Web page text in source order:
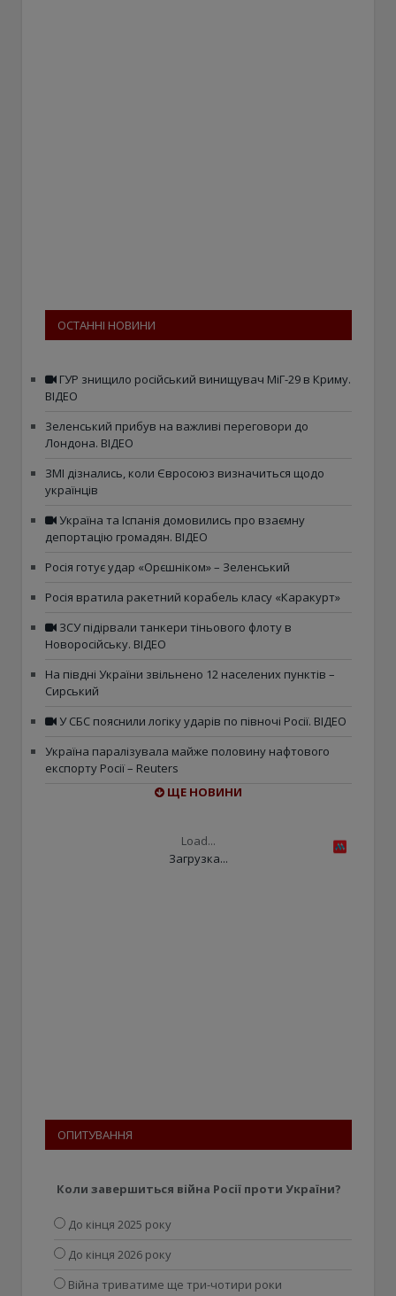
ОСТАННІ НОВИНИ
ГУР знищило російський винищувач МіГ-29 в Криму.
ВІДЕО
Зеленський прибув на важливі переговори до
Лондона. ВІДЕО
ЗМІ дізнались, коли Євросоюз визначиться щодо
українців
Україна та Іспанія домовились про взаємну
депортацію громадян. ВІДЕО
Росія готує удар «Орєшніком» – Зеленський
Росія вратила ракетний корабель класу «Каракурт»
ЗСУ підірвали танкери тіньового флоту в
Новоросійську. ВІДЕО
На півдні України звільнено 12 населених пунктів –
Сирський
У СБС пояснили логіку ударів по півночі Росії. ВІДЕО
Україна паралізувала майже половину нафтового
експорту Росії – Reuters
ЩЕ НОВИНИ
Load...
Загрузка...
ОПИТУВАННЯ
Коли завершиться війна Росії проти України?
До кінця 2025 року
До кінця 2026 року
Війна триватиме ще три-чотири роки